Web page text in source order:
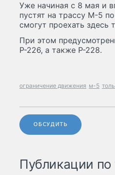
Уже начиная с 8 мая и
пустят на трассу М-5
смогут проехать здесь
При этом
Р-226, а также Р-228.
ограничение движения м-5
ОБСУДИТЬ
Публикации по